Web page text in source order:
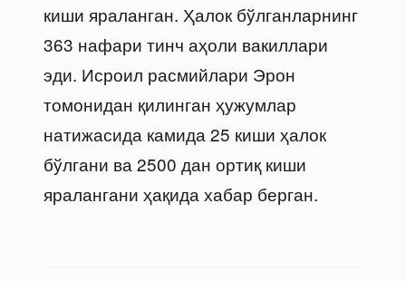
киши яраланган. Ҳалок бўлганларнинг
363 нафари тинч аҳоли вакиллари
эди. Исроил расмийлари Эрон
томонидан қилинган ҳужумлар
натижасида камида 25 киши ҳалок
бўлгани ва 2500 дан ортиқ киши
яралангани ҳақида хабар берган.